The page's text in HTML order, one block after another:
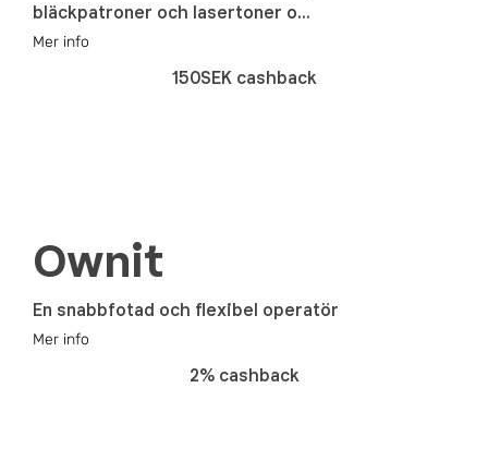
bläckpatroner och lasertoner o...
Mer info
150SEK cashback
Ownit
En snabbfotad och flexibel operatör
Mer info
2% cashback